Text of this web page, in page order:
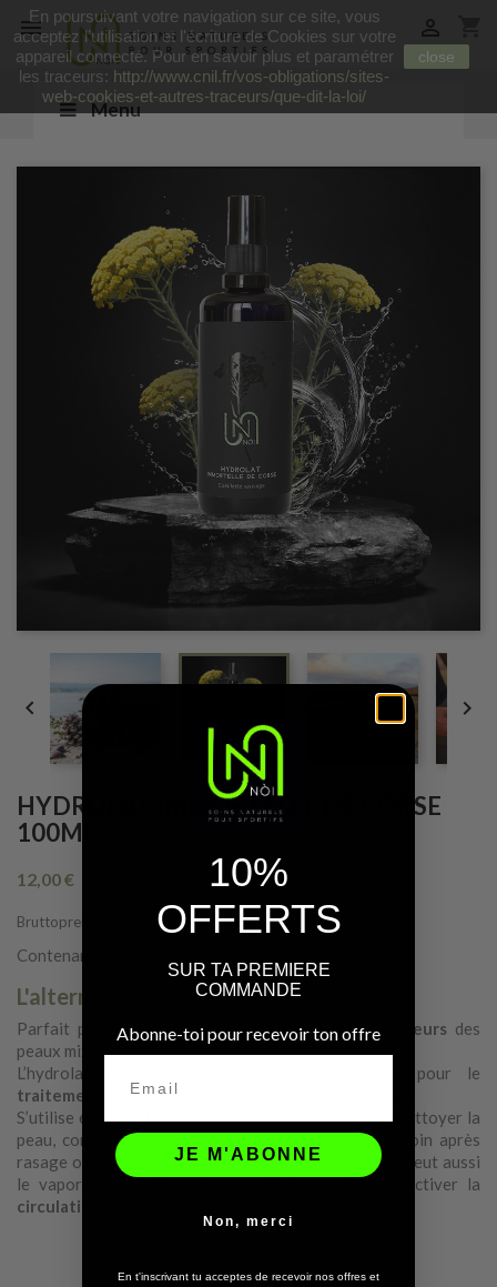
 
Menu
 
HYDROLAT IMMORTELLE DE CORSE
100ML
12,00 €
Bruttopreis
Contenance : 100ml / Flacon Spray
L'alternative idéale aux coups de soleil
Parfait pourréguler l’acnéouatténuer les rougeursdes
peaux mixtes à problèmes.
L’hydrolat d’immortelle est l’alternative idéale pour le
traitement des coups de soleil et peaux fragilisées.
S’utilise essentiellement commecosmétique: pour nettoyer la
peau, comme lotion anti-fatigue ou anticernes, en soin après
rasage ou pour atténuer rougeurs et irritations. On peut aussi
le vaporiser sur les jambes en frictionnant pour activer la
circulation sanguine
En poursuivant votre navigation sur ce site, vous
acceptez l’utilisation et l'écriture de Cookies sur votre
appareil connecté. Pour en savoir plus et paramétrer
les traceurs: http://www.cnil.fr/vos-obligations/sites-
web-cookies-et-autres-traceurs/que-dit-la-loi/
close
10%
OFFERTS
SUR TA PREMIERE
COMMANDE
Abonne-toi pour recevoir ton offre
JE M'ABONNE
Non, merci
En t'inscrivant tu acceptes de recevoir nos offres et